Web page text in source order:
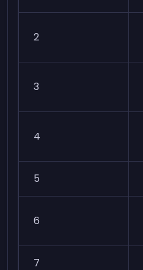
2
3
4
5
6
7